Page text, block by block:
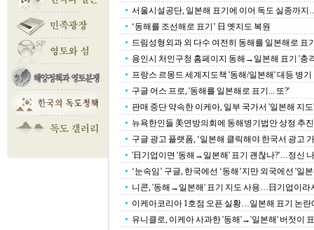
서울시설공단, 일본해 표기에 이어 독도 실종까
‘동해를 조선해로 표기’ 日 옛지도 복원
드림성형외과 외 다수 여전히 동해를 일본해로 표
용인시 처인구청 홈페이지 동해→일본해 표기 '충
프랑스 르몽드 세계지도책 '동해/일본해' 대등 병기
구글 어스 프로, '동해를 일본해로 표기... 또?'
판매 중단 약속한 이케아, 일부 국가서 '일본해 지
뉴욕한인들 美연방의회에 동해병기법안 상정 추진
구글 광고 플랫폼, ‘일본해 클릭해야 한국서 광고
'日기업이면 '동해→일본해' 표기 괜찮나?'…정신
‘눈속임’ 구글, 한국에선 ‘동해’지만 외국에선 '일
니콘, '동해→일본해' 표기 지도 사용…日기업이라
이케아코리아 1호점 오픈 실황…일본해 표기 논란
유니클로, 이케아 사과한 '동해'→'일본해' 버젓이